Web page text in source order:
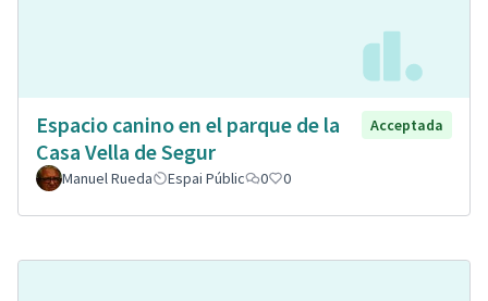
Espacio canino en el parque de la
Casa Vella de Segur
Acceptada
Manuel Rueda Espai Públic 0 0